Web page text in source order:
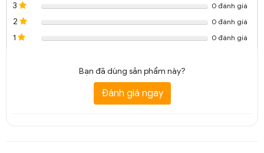
3 0 đánh giá
2 0 đánh giá
1 0 đánh giá
Bạn đã dùng sản phẩm này?
Đánh giá ngay